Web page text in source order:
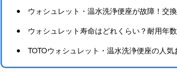
ウォシュレット・温水洗浄便座が故障！交
ウォシュレット寿命はどれくらい？耐用年
TOTOウォシュレット・温水洗浄便座の人気